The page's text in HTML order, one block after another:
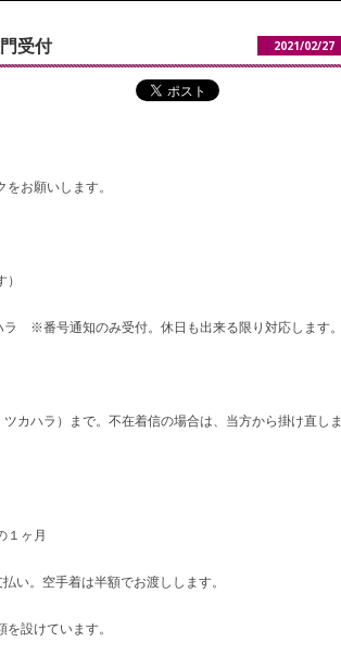
受付 2021/02/27
お願いします。
※番号通知のみ受付。休日も出来る限り対応します。
ハラ）まで。不在着信の場合は、当方から掛け直しま
１ヶ月
い。空手着は半額でお渡しします。
設けています。